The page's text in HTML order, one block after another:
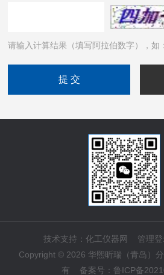
请输入计算结果（填写阿拉伯数字），如
技术支持： 化工仪器网 管理
Copyright © 2026 华熙昕瑞（青岛）
有 备案号： 鲁ICP备